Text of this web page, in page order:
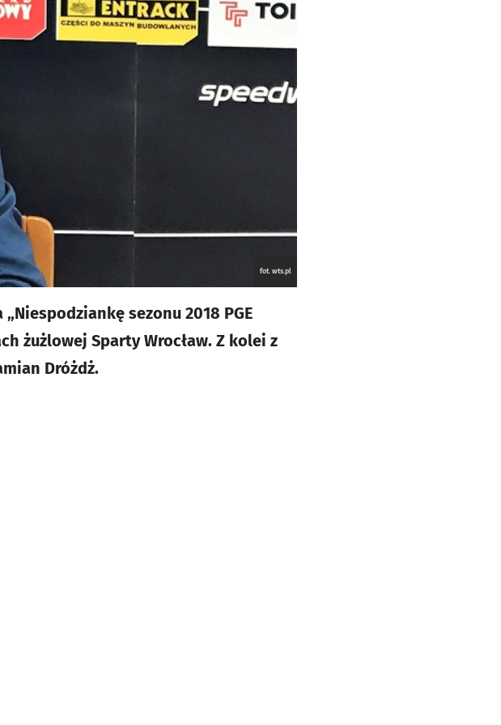
fot. wts.pl
sezonu 2018 PGE
żużlowej Sparty Wrocław. Z kolei z
Dróżdż.